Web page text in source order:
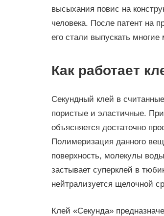
высыхания повис на
человека. После патент на
его стали выпускать многие
Как работает
Секундный клей в
пористые и эластичные.
объясняется достаточно
Полимеризация данного
поверхность, молекулы
застывает суперклей в
нейтрализуется щелочной
Клей «Секунда»